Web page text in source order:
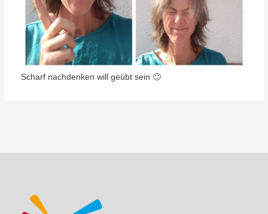
Scharf nachdenken will geübt sein 🙂